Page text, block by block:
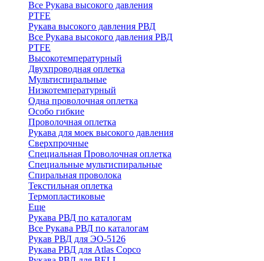
Все Рукава высокого давления
PTFE
Рукава высокого давления РВД
Все Рукава высокого давления РВД
PTFE
Высокотемпературный
Двухпроводная оплетка
Мультиспиральные
Низкотемпературный
Одна проволочная оплетка
Особо гибкие
Проволочная оплетка
Рукава для моек высокого давления
Сверхпрочные
Специальная Проволочная оплетка
Специальные мультиспиральные
Спиральная проволока
Текстильная оплетка
Термопластиковые
Еще
Рукава РВД по каталогам
Все Рукава РВД по каталогам
Рукав РВД для ЭО-5126
Рукава РВД для Atlas Copco